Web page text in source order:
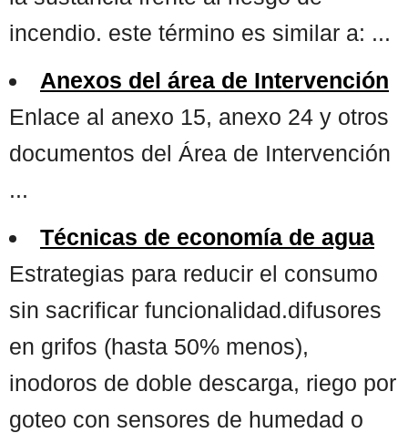
incendio. este término es similar a: ...
Anexos del área de Intervención
Enlace al anexo 15, anexo 24 y otros
documentos del Área de Intervención
...
Técnicas de economía de agua
Estrategias para reducir el consumo
sin sacrificar funcionalidad.difusores
en grifos (hasta 50% menos),
inodoros de doble descarga, riego por
goteo con sensores de humedad o